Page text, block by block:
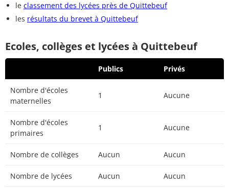
le classement des lycées près de Quittebeuf
les résultats du brevet à Quittebeuf
Ecoles, collèges et lycées à Quittebeuf
Publics Privés
Nombre d'écoles
maternelles
1 Aucune
Nombre d'écoles
primaires
1 Aucune
Nombre de collèges Aucun Aucun
Nombre de lycées Aucun Aucun